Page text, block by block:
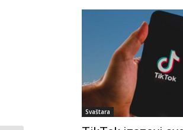
Svaštara